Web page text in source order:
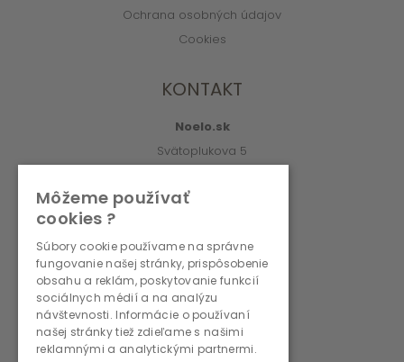
Ochrana osobných údajov
Cookies
KONTAKT
Noelo.sk
Svätoplukova 5
info@noelo.sk
PREVÁDZKOVATEĽ
WMS, s.r.o., r.s.p.
Svätoplukova 5
Môžeme používať
cookies ?
Súbory cookie používame na správne
fungovanie našej stránky, prispôsobenie
obsahu a reklám, poskytovanie funkcií
sociálnych médií a na analýzu
návštevnosti. Informácie o používaní
našej stránky tiež zdieľame s našimi
reklamnými a analytickými partnermi.